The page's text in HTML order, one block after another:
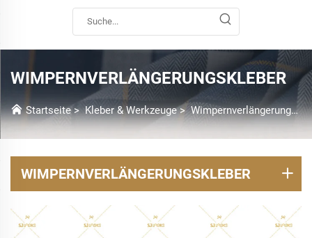
WIMPERNVERLÄNGERUNGSKLEBER
Startseite>Kleber & Werkzeuge>Wimpernverlängerungs-Kleber
WIMPERNVERLÄNGERUNGSKLEBER